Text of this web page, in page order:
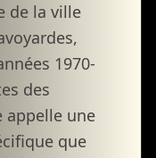
de la ville
1970-
des
appelle une
que